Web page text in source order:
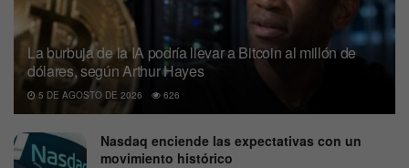
La burbuja de la IA podría llevar a Bitcoin al millón de
dólares, según Arthur Hayes
5 DE AGOSTO DE 2026 626
Nasdaq enciende las expectativas con un
movimiento histórico